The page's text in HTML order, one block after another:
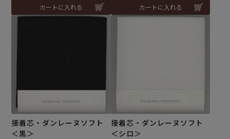
カートに入れる カートに入れる
接着芯・ダンレーヌソフト
＜黒＞
接着芯・ダンレーヌソフト
＜シロ＞